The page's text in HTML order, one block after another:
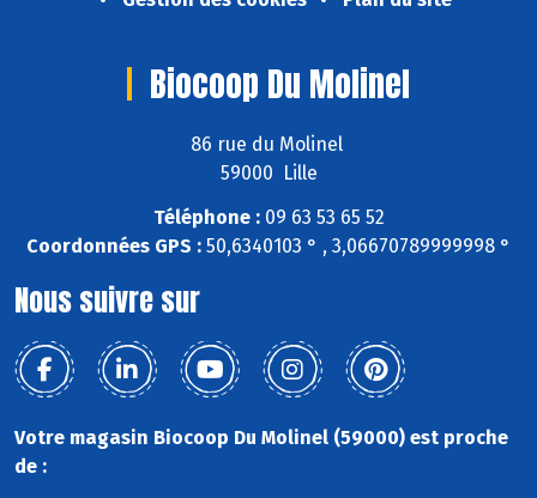
Biocoop Du Molinel
86 rue du Molinel
59000 Lille
Téléphone :09 63 53 65 52
Coordonnées GPS : 50,6340103 ° , 3,06670789999998 °
Nous suivre sur
Votre magasin Biocoop Du Molinel (59000) est proche
de :